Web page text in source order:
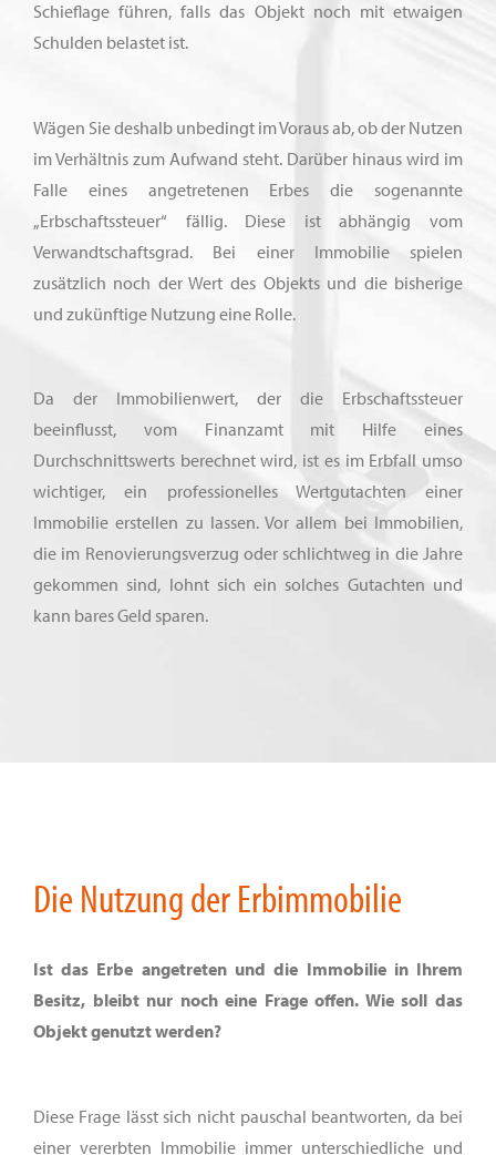
Schieflage führen, falls das Objekt noch mit etwaigen
Schulden belastet ist.
Wägen Sie deshalb unbedingt im Voraus ab, ob der Nutzen
im Verhältnis zum Aufwand steht. Darüber hinaus wird im
Falle eines angetretenen Erbes die sogenannte
„Erbschaftssteuer“ fällig. Diese ist abhängig vom
Verwandtschaftsgrad. Bei einer Immobilie spielen
zusätzlich noch der Wert des Objekts und die bisherige
und zukünftige Nutzung eine Rolle.
Da der Immobilienwert, der die Erbschaftssteuer
beeinflusst, vom Finanzamt mit Hilfe eines
Durchschnittswerts berechnet wird, ist es im Erbfall umso
wichtiger, ein professionelles Wertgutachten einer
Immobilie erstellen zu lassen. Vor allem bei Immobilien,
die im Renovierungsverzug oder schlichtweg in die Jahre
gekommen sind, lohnt sich ein solches Gutachten und
kann bares Geld sparen.
Die Nutzung der Erbimmobilie
Ist das Erbe angetreten und die Immobilie in Ihrem
Besitz, bleibt nur noch eine Frage offen. Wie soll das
Objekt genutzt werden?
Diese Frage lässt sich nicht pauschal beantworten, da bei
einer vererbten Immobilie immer unterschiedliche und